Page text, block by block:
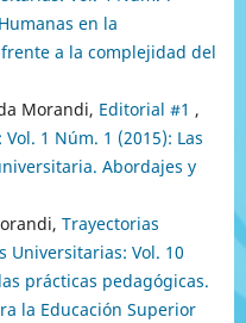
en la
a la complejidad del
Morandi, Editorial #1 ,
1 Núm. 1 (2015): Las
Abordajes y
Trayectorias
Universitarias: Vol. 10
prácticas pedagógicas.
la Educación Superior